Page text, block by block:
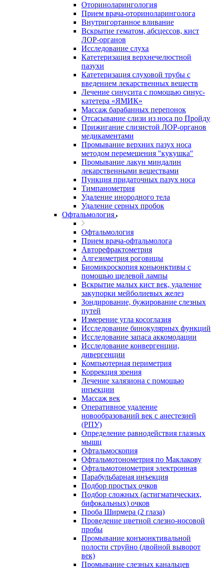
Оториноларингология
Прием врача-оториноларинголога
Внутригортанное вливание
Вскрытие гематом, абсцессов, кист
ЛОР-органов
Исследование слуха
Катетеризация верхнечелюстной
пазухи
Катетеризация слуховой трубы с
введением лекарственных веществ
Лечение синусита с помощью синус-
катетера «ЯМИК»
Массаж барабанных перепонок
Отсасывание слизи из носа по Пройду
Прижигание слизистой ЛОР-органов
медикаментами
Промывание верхних пазух носа
методом перемещения "кукушка"
Промывание лакун миндалин
лекарственными веществами
Пункция придаточных пазух носа
Тимпанометрия
Удаление инородного тела
Удаление серных пробок
Офтальмология
Офтальмология
Прием врача-офтальмолога
Авторефрактометрия
Алгезиметрия роговицы
Биомикроскопия коньюнктивы с
помощью щелевой лампы
Вскрытие малых кист век, удаление
закупорки мейболиевых желез
Зондирование, бужирование слезных
путей
Измерение угла косоглазия
Исследование бинокулярных функций
Исследование запаса аккомодации
Исследование конвергенции,
дивергенции
Компьютерная периметрия
Коррекция зрения
Лечение халязиона с помощью
инъекции
Массаж век
Оперативное удаление
новообразований век с анестезией
(РПУ)
Определение равнодействия глазных
мышц
Офтальмоскопия
Офтальмотонометрия по Маклакову
Офтальмотонометрия электронная
Парабульбарная инъекция
Подбор простых очков
Подбор сложных (астигматических,
бифокальных) очков
Проба Ширмера (2 глаза)
Проведение цветной слезно-носовой
пробы
Промывание конъюнктивальной
полости струйно (двойной выворот
век)
Промывание слезных канальцев